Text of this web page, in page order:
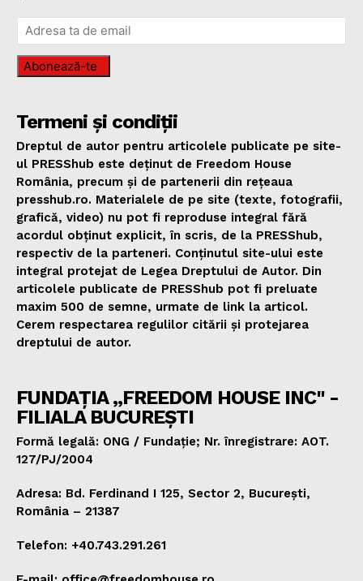
Abonează-te
Termeni și condiții
Dreptul de autor pentru articolele publicate pe site-
ul PRESShub este deținut de Freedom House
România, precum și de partenerii din rețeaua
presshub.ro. Materialele de pe site (texte, fotografii,
grafică, video) nu pot fi reproduse integral fără
acordul obținut explicit, în scris, de la PRESShub,
respectiv de la parteneri. Conținutul site-ului este
integral protejat de Legea Dreptului de Autor. Din
articolele publicate de PRESShub pot fi preluate
maxim 500 de semne, urmate de link la articol.
Cerem respectarea regulilor citării și protejarea
dreptului de autor.
FUNDAȚIA „FREEDOM HOUSE INC" -
FILIALA BUCUREȘTI
Formă legală: ONG / Fundație; Nr. înregistrare: AOT.
127/PJ/2004
Adresa: Bd. Ferdinand I 125, Sector 2, București,
România – 21387
Telefon: +40.743.291.261